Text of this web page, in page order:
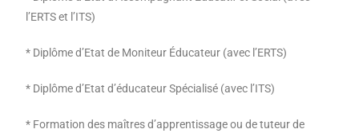
l’ERTS et l’ITS)
* Diplôme d’Etat de Moniteur Éducateur (avec l’ERTS)
* Diplôme d’Etat d’éducateur Spécialisé (avec l’ITS)
* Formation des maîtres d’apprentissage ou de tuteur de